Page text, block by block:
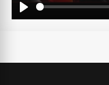
Play